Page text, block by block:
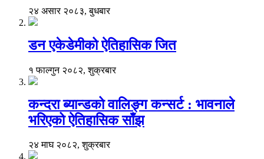
२४ असार २०८३, बुधबार
डन एकेडेमीको ऐतिहासिक जित
१ फाल्गुन २०८२, शुक्रबार
कन्दरा ब्यान्डको वालिङ्ग कन्सर्ट : भावनाले
भरिएको ऐतिहासिक साँझ
२४ माघ २०८२, शुक्रबार